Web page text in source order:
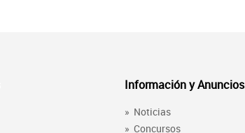
Información y Anuncios
» Noticias
» Concursos